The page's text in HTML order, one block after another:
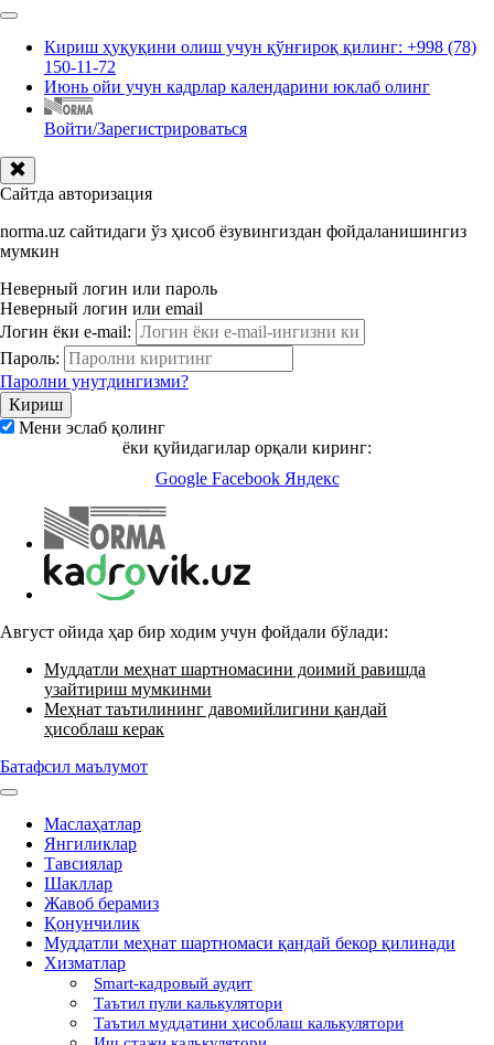
Кириш ҳуқуқини олиш учун қўнғироқ қилинг: +998 (78)
150-11-72
Июнь ойи учун кадрлар календарини юклаб олинг
Войти/Зарегистрироваться
Сайтда авторизация
norma.uz сайтидаги ўз ҳисоб ёзувингиздан фойдаланишингиз
мумкин
Неверный логин или пароль
Неверный логин или email
Логин ёки e-mail:
Пароль:
Паролни унутдингизми?
Мени эслаб қолинг
ёки қуйидагилар орқали киринг:
Google Facebook Яндекс
Август ойида ҳар бир ходим учун фойдали бўлади:
Муддатли меҳнат шартномасини доимий равишда
узайтириш мумкинми
Меҳнат таътилининг давомийлигини қандай
ҳисоблаш керак
Батафсил маълумот
Маслаҳатлар
Янгиликлар
Тавсиялар
Шакллар
Жавоб берамиз
Қонунчилик
Муддатли меҳнат шартномаси қандай бекор қилинади
Хизматлар
Smart-кадровый аудит
Таътил пули калькулятори
Таътил муддатини ҳисоблаш калькулятори